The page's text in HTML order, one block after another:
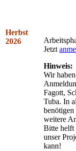
Herbst
2026
Jetzt
Hinweis:
Wir
Fagott,
Tuba. In
weitere
Bitte helft
unser
kann!